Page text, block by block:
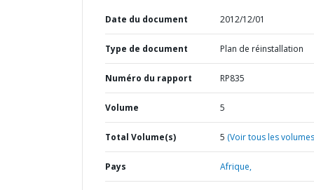
Date du document 2012/12/01
Type de document Plan de réinstallation
Numéro du rapport RP835
Volume 5
Total Volume(s) 5 (Voir tous les
Pays Afrique,